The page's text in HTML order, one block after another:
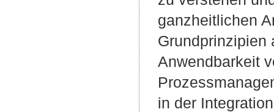
ganzheitlichen
Grundprinzipien
Anwendbarkeit
in der